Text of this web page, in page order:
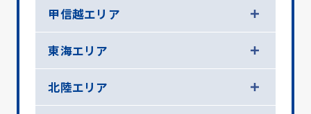
甲信越エリア
東海エリア
北陸エリア